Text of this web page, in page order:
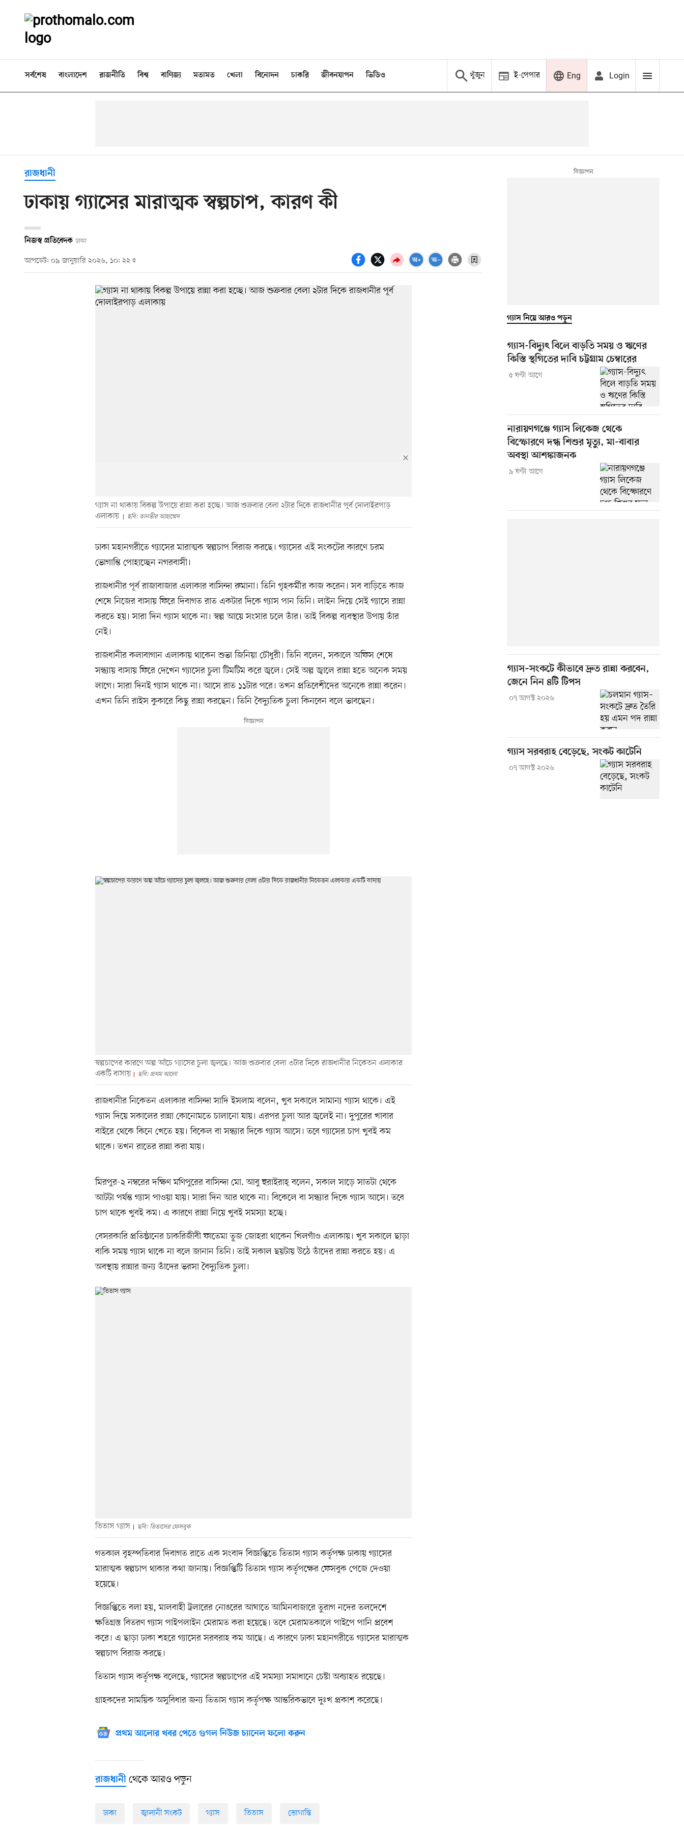
সর্বশেষ বাংলাদেশ রাজনীতি বিশ্ব বাণিজ্য মতামত খেলা বিনোদন চাকরি জীবনযাপন ভিডিও খুঁজুন ই-পেপার Eng Login
রাজধানী
ঢাকায় গ্যাসের মারাত্মক স্বল্পচাপ, কারণ কী
নিজস্ব প্রতিবেদক ঢাকা
আপডেট: ০৯ জানুয়ারি ২০২৬, ১০: ২২
গ্যাস না থাকায় বিকল্প উপায়ে রান্না করা হচ্ছে। আজ শুক্রবার বেলা ২টার দিকে রাজধানীর পূর্ব দোলাইরপাড়
এলাকায়
ছবি: তানভীর আহাম্মেদ
ঢাকা মহানগরীতে গ্যাসের মারাত্মক স্বল্পচাপ বিরাজ করছে। গ্যাসের এই সংকটের কারণে চরম
ভোগান্তি পোহাচ্ছেন নগরবাসী।
রাজধানীর পূর্ব রাজাবাজার এলাকার বাসিন্দা রুমানা। তিনি গৃহকর্মীর কাজ করেন। সব বাড়িতে কাজ
শেষে নিজের বাসায় ফিরে দিবাগত রাত একটার দিকে গ্যাস পান তিনি। লাইন দিয়ে সেই গ্যাসে রান্না
করতে হয়। সারা দিন গ্যাস থাকে না। স্বল্প আয়ে সংসার চলে তাঁর। তাই বিকল্প ব্যবস্থার উপায় তাঁর
নেই।
রাজধানীর কলাবাগান এলাকায় থাকেন শুভা জিনিয়া চৌধুরী। তিনি বলেন, সকালে অফিস শেষে
সন্ধ্যায় বাসায় ফিরে দেখেন গ্যাসের চুলা টিমটিম করে জ্বলে। সেই অল্প জ্বালে রান্না হতে অনেক সময়
লাগে। সারা দিনই গ্যাস থাকে না। আসে রাত ১১টার পরে। তখন প্রতিবেশীদের অনেকে রান্না করেন।
এখন তিনি রাইস কুকারে কিছু রান্না করছেন। তিনি বৈদ্যুতিক চুলা কিনবেন বলে ভাবছেন।
স্বল্পচাপের কারণে অল্প আঁচে গ্যাসের চুলা জ্বলছে। আজ শুক্রবার বেলা ৩টার দিকে রাজধানীর নিকেতন এলাকার
একটি বাসায়
ছবি: প্রথম আলো
রাজধানীর নিকেতন এলাকার বাসিন্দা সাদি ইসলাম বলেন, খুব সকালে সামান্য গ্যাস থাকে। এই
গ্যাস দিয়ে সকালের রান্না কোনোমতে চালানো যায়। এরপর চুলা আর জ্বলেই না। দুপুরের খাবার
বাইরে থেকে কিনে খেতে হয়। বিকেল বা সন্ধ্যার দিকে গ্যাস আসে। তবে গ্যাসের চাপ খুবই কম
থাকে। তখন রাতের রান্না করা যায়।
মিরপুর-২ নম্বরের দক্ষিণ মণিপুরের বাসিন্দা মো. আবু হুরাইরাহ্ বলেন, সকাল সাড়ে সাতটা থেকে
আটটা পর্যন্ত গ্যাস পাওয়া যায়। সারা দিন আর থাকে না। বিকেলে বা সন্ধ্যার দিকে গ্যাস আসে। তবে
চাপ থাকে খুবই কম। এ কারণে রান্না নিয়ে খুবই সমস্যা হচ্ছে।
বেসরকারি প্রতিষ্ঠানের চাকরিজীবী ফাতেমা তুজ জোহরা থাকেন খিলগাঁও এলাকায়। খুব সকালে ছাড়া
বাকি সময় গ্যাস থাকে না বলে জানান তিনি। তাই সকাল ছয়টায় উঠে তাঁদের রান্না করতে হয়। এ
অবস্থায় রান্নার জন্য তাঁদের ভরসা বৈদ্যুতিক চুলা।
তিতাস গ্যাস ছবি: তিতাসের ফেসবুক
গতকাল বৃহস্পতিবার দিবাগত রাতে এক সংবাদ বিজ্ঞপ্তিতে তিতাস গ্যাস কর্তৃপক্ষ ঢাকায় গ্যাসের
মারাত্মক স্বল্পচাপ থাকার কথা জানায়। বিজ্ঞপ্তিটি তিতাস গ্যাস কর্তৃপক্ষের ফেসবুক পেজে দেওয়া
হয়েছে।
বিজ্ঞপ্তিতে বলা হয়, মালবাহী ট্রলারের নোঙরের আঘাতে আমিনবাজারে তুরাগ নদের তলদেশে
ক্ষতিগ্রস্ত বিতরণ গ্যাস পাইপলাইন মেরামত করা হয়েছে। তবে মেরামতকালে পাইপে পানি প্রবেশ
করে। এ ছাড়া ঢাকা শহরে গ্যাসের সরবরাহ কম আছে। এ কারণে ঢাকা মহানগরীতে গ্যাসের মারাত্মক
স্বল্পচাপ বিরাজ করছে।
তিতাস গ্যাস কর্তৃপক্ষ বলেছে, গ্যাসের স্বল্পচাপের এই সমস্যা সমাধানে চেষ্টা অব্যাহত রয়েছে।
গ্রাহকদের সাময়িক অসুবিধার জন্য তিতাস গ্যাস কর্তৃপক্ষ আন্তরিকভাবে দুঃখ প্রকাশ করেছে।
প্রথম আলোর খবর পেতে গুগল নিউজ চ্যানেল ফলো করুন
রাজধানী থেকে আরও পড়ুন
ঢাকা জ্বালানী সংকট গ্যাস তিতাস ভোগান্তি
গ্যাস নিয়ে আরও পড়ুন
গ্যাস-বিদ্যুৎ বিলে বাড়তি সময় ও ঋণের
কিস্তি স্থগিতের দাবি চট্টগ্রাম চেম্বারের
৫ ঘণ্টা আগে
নারায়ণগঞ্জে গ্যাস লিকেজ থেকে
বিস্ফোরণে দগ্ধ শিশুর মৃত্যু, মা-বাবার
অবস্থা আশঙ্কাজনক
৯ ঘণ্টা আগে
গ্যাস–সংকটে কীভাবে দ্রুত রান্না করবেন,
জেনে নিন ৪টি টিপস
০৭ আগস্ট ২০২৬
গ্যাস সরবরাহ বেড়েছে, সংকট কাটেনি
০৭ আগস্ট ২০২৬